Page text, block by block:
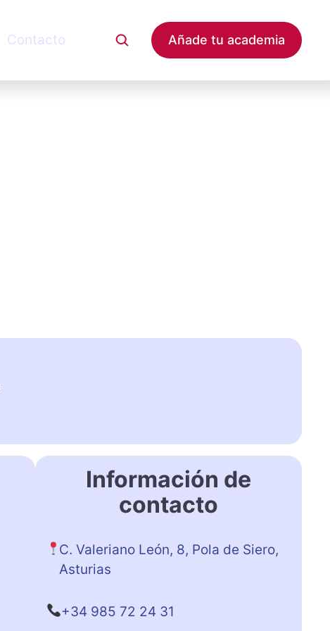
Contacto Añade tu academia
Información de
contacto
C. Valeriano León, 8, Pola de Siero,
Asturias
+34 985 72 24 31